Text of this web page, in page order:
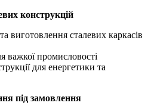
конструкцій
виготовлення сталевих каркасів
важкої промисловості
для енергетики та
під замовлення